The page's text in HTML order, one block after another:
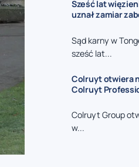
Sześć lat
uznał zamiar
Sąd karny w
sześć lat...
Colruyt otwiera
Colruyt
Colruyt Group
w...